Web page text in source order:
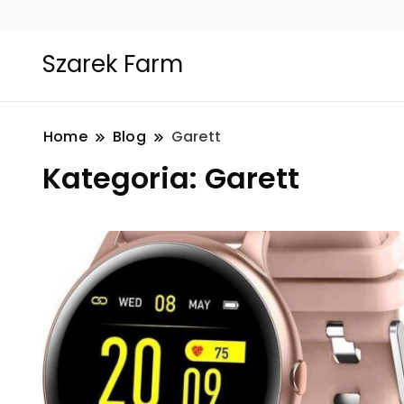
Szarek Farm
Home Blog Garett
Kategoria: Garett